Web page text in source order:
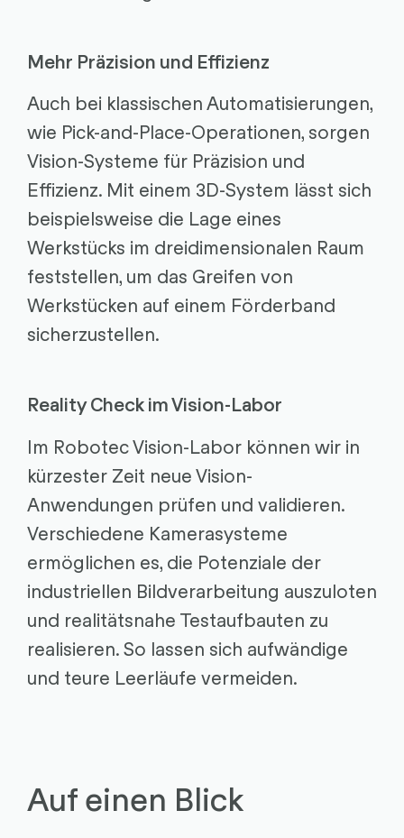
Mehr Präzision und Effizienz
Auch bei klassischen Automatisierungen,
wie Pick-and-Place-Operationen, sorgen
Vision-Systeme für Präzision und
Effizienz. Mit einem 3D-System lässt sich
beispielsweise die Lage eines
Werkstücks im dreidimensionalen Raum
feststellen, um das Greifen von
Werkstücken auf einem Förderband
sicherzustellen.
Reality Check im Vision-Labor
Im Robotec Vision-Labor können wir in
kürzester Zeit neue Vision-
Anwendungen prüfen und validieren.
Verschiedene Kamerasysteme
ermöglichen es, die Potenziale der
industriellen Bildverarbeitung auszuloten
und realitätsnahe Testaufbauten zu
realisieren. So lassen sich aufwändige
und teure Leerläufe vermeiden.
Auf einen Blick